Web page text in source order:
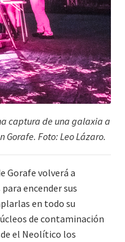
captura de una galaxia a
Gorafe. Foto: Leo Lázaro.
Gorafe volverá a
encender sus
en todo su
de contaminación
el Neolítico los